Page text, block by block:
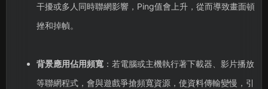
干擾或多人同時聯網影響，Ping值會上升，從而導致畫面頓
挫和掉幀。
背景應用佔用頻寬：若電腦或主機執行著下載器、影片播放
等聯網程式，會與遊戲爭搶頻寬資源，使資料傳輸變慢，引